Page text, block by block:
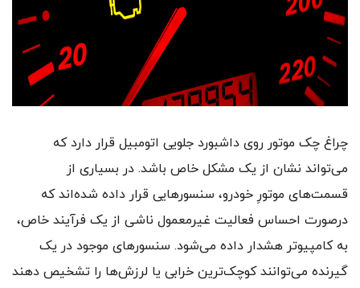
چراغ چک موتور روی داشبورد جلویی اتومبیل قرار دارد که
می‌تواند نشان از یک مشکل خاص باشد. در بسیاری از
قسمت‌های موتورِ خودرو، سنسورهایی قرار داده شده‌اند که
درصورت احساس فعالیت غیرمعمول ناشی از یک فرآیند خاص،
به کامپیوتر هشدار داده می‌شود. سنسورهای موجود در یک
گیرنده می‌توانند کوچک‌ترین خرابی یا لرزش‌ها را تشخیص دهند